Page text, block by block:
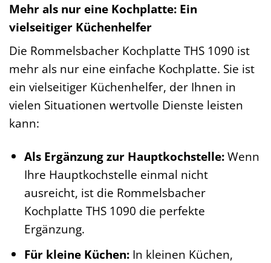
Mehr als nur eine Kochplatte: Ein
vielseitiger Küchenhelfer
Die Rommelsbacher Kochplatte THS 1090 ist
mehr als nur eine einfache Kochplatte. Sie ist
ein vielseitiger Küchenhelfer, der Ihnen in
vielen Situationen wertvolle Dienste leisten
kann:
Als Ergänzung zur Hauptkochstelle:Wenn
Ihre Hauptkochstelle einmal nicht
ausreicht, ist die Rommelsbacher
Kochplatte THS 1090 die perfekte
Ergänzung.
Für kleine Küchen:In kleinen Küchen,